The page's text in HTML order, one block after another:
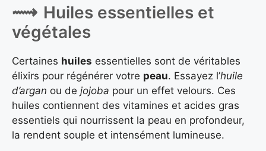
Huiles essentielles et
végétales
Certaines huiles essentielles sont de véritables
élixirs pour régénérer votre peau. Essayez l’huile
d’argan ou de jojoba pour un effet velours. Ces
huiles contiennent des vitamines et acides gras
essentiels qui nourrissent la peau en profondeur,
la rendent souple et intensément lumineuse.